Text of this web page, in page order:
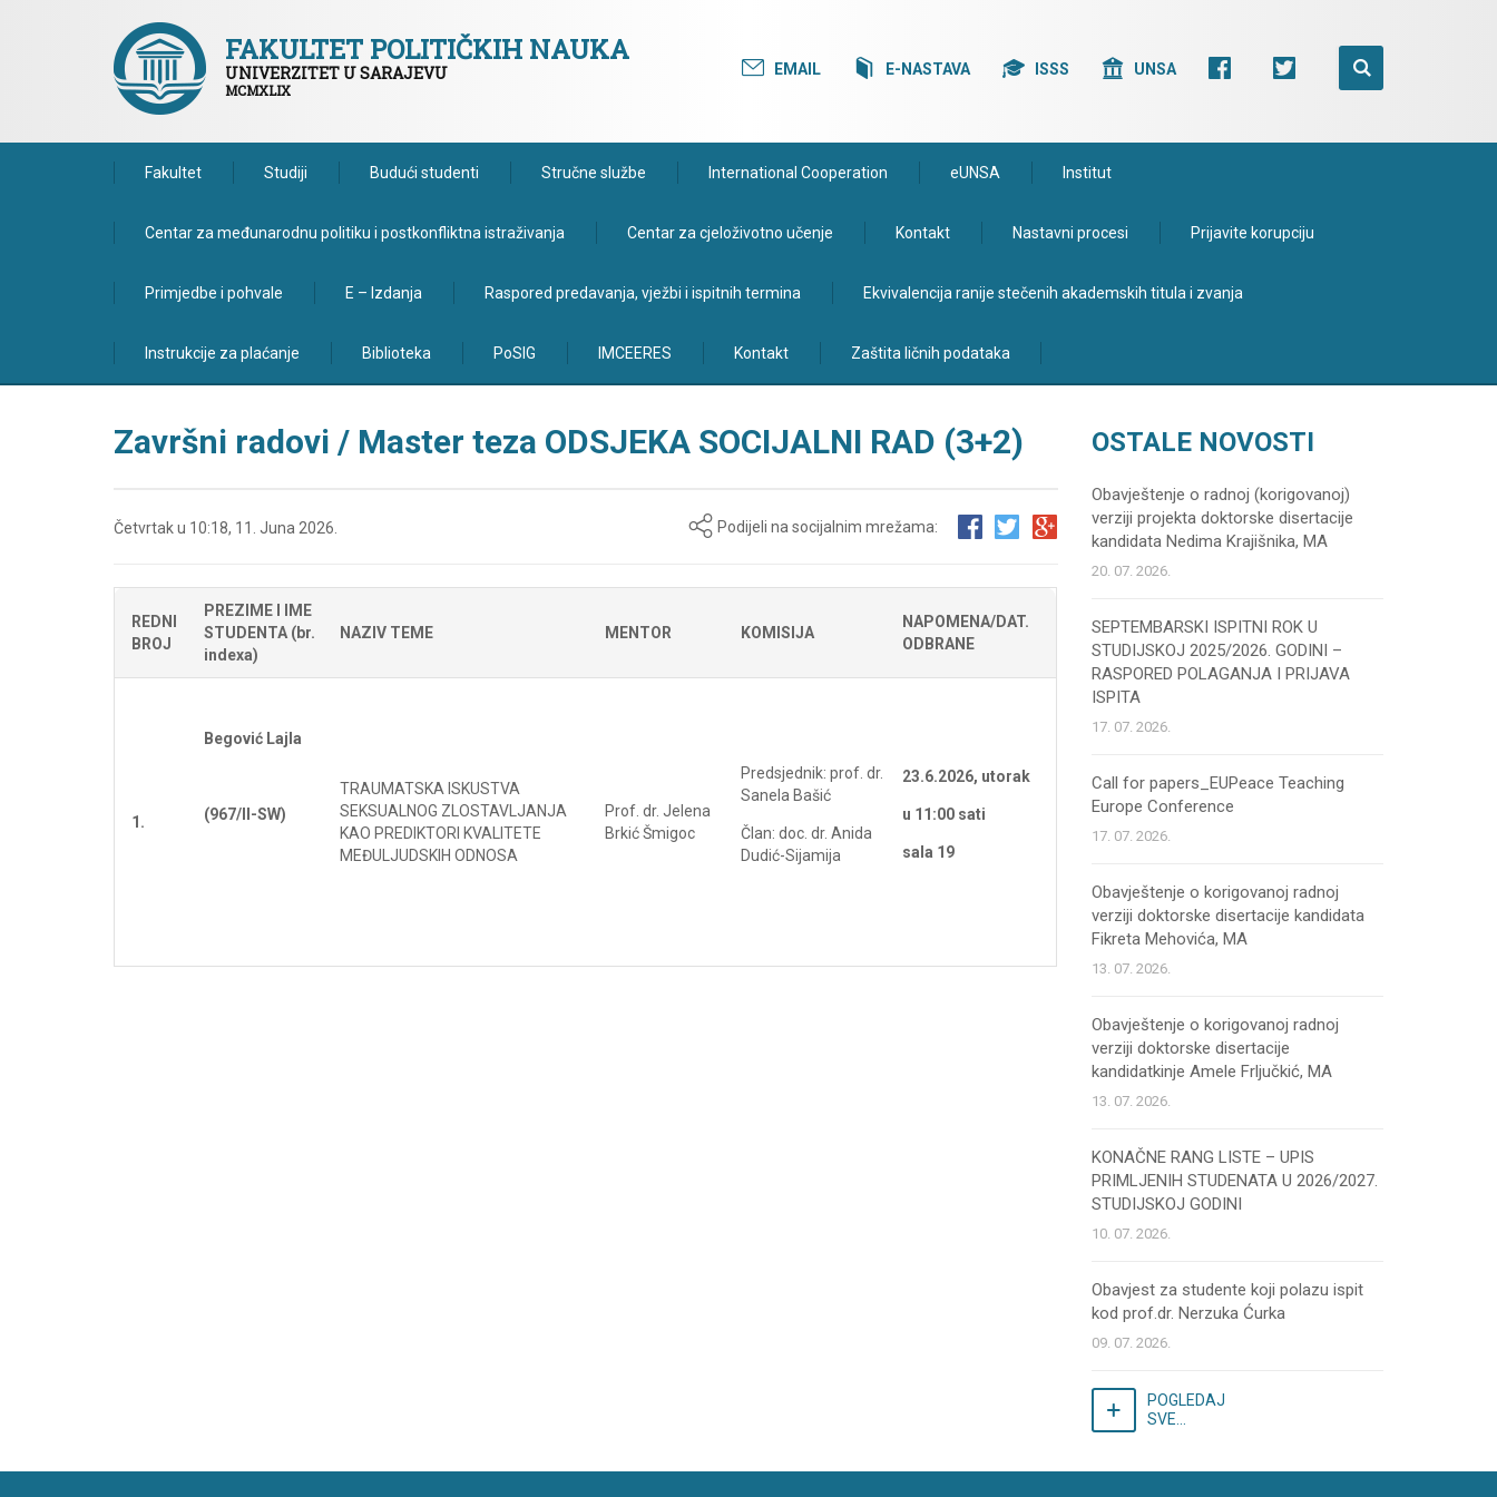
FAKULTET POLITIČKIH NAUKA
UNIVERZITET U SARAJEVU
MCMXLIX
EMAIL E-NASTAVA ISSS UNSA
Fakultet Studiji Budući studenti Stručne službe International Cooperation eUNSA Institut
Centar za međunarodnu politiku i postkonfliktna istraživanja Centar za cjeloživotno učenje Kontakt Nastavni procesi Prijavite korupciju
Primjedbe i pohvale E – Izdanja Raspored predavanja, vježbi i ispitnih termina Ekvivalencija ranije stečenih akademskih titula i zvanja
Instrukcije za plaćanje Biblioteka PoSIG IMCEERES Kontakt Zaštita ličnih podataka
Završni radovi / Master teza ODSJEKA SOCIJALNI RAD (3+2)
Četvrtak u 10:18, 11. Juna 2026. Podijeli na socijalnim mrežama:
REDNI
BROJ
PREZIME I IME
STUDENTA (br.
indexa)
NAZIV TEME MENTOR KOMISIJA
NAPOMENA/DAT.
ODBRANE
1.
Begović Lajla
(967/II-SW)
TRAUMATSKA ISKUSTVA
SEKSUALNOG ZLOSTAVLJANJA
KAO PREDIKTORI KVALITETE
MEĐULJUDSKIH ODNOSA
Prof. dr. Jelena
Brkić Šmigoc
Predsjednik: prof. dr.
Sanela Bašić
Član: doc. dr. Anida
Dudić-Sijamija
23.6.2026, utorak
u 11:00 sati
sala 19
OSTALE NOVOSTI
Obavještenje o radnoj (korigovanoj)
verziji projekta doktorske disertacije
kandidata Nedima Krajišnika, MA
20. 07. 2026.
SEPTEMBARSKI ISPITNI ROK U
STUDIJSKOJ 2025/2026. GODINI –
RASPORED POLAGANJA I PRIJAVA
ISPITA
17. 07. 2026.
Call for papers_EUPeace Teaching
Europe Conference
17. 07. 2026.
Obavještenje o korigovanoj radnoj
verziji doktorske disertacije kandidata
Fikreta Mehovića, MA
13. 07. 2026.
Obavještenje o korigovanoj radnoj
verziji doktorske disertacije
kandidatkinje Amele Frljučkić, MA
13. 07. 2026.
KONAČNE RANG LISTE – UPIS
PRIMLJENIH STUDENATA U 2026/2027.
STUDIJSKOJ GODINI
10. 07. 2026.
Obavjest za studente koji polazu ispit
kod prof.dr. Nerzuka Ćurka
09. 07. 2026.
POGLEDAJ
SVE...